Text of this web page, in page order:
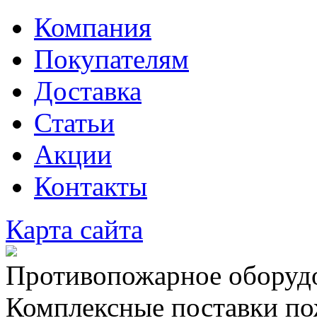
Компания
Покупателям
Доставка
Статьи
Акции
Контакты
Карта сайта
Противопожарное
Комплексные поставки